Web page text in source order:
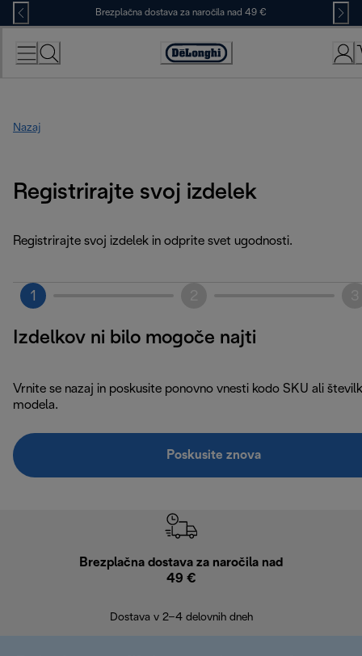
Skip
to
Content
Brezplačna dostava za naročila nad 49 €
Accessibility
Nazaj
Registrirajte svoj izdelek
Registrirajte svoj izdelek in odprite svet ugodnosti.
1
Izdelkov ni bilo mogoče najti
Vrnite se nazaj in poskusite ponovno vnesti kodo SKU ali
modela.
Poskusite znova
Brezplačna dostava za naročila nad
49 €
Dostava v 2–4 delovnih dneh